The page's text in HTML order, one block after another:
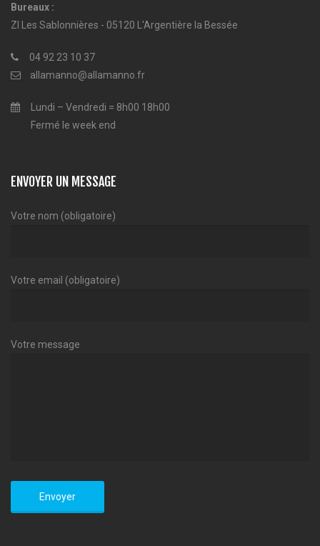
Bureaux :
ZI Les Sablonnières - 05120 L'Argentière la Bessée
04 92 23 10 37
allamanno@allamanno.fr
Lundi – Vendredi = 8h00 18h00
Fermé le week end
ENVOYER UN MESSAGE
Votre nom (obligatoire)
Votre email (obligatoire)
Votre message